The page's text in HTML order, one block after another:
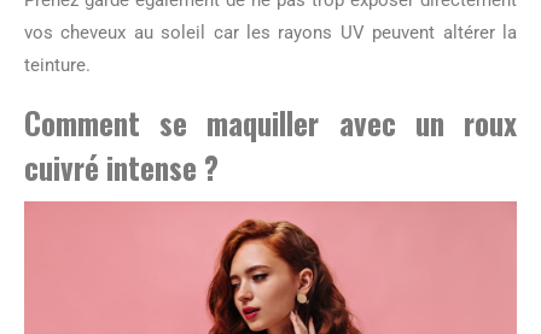
vos cheveux au soleil car les rayons UV peuvent altérer la
teinture.
Comment se maquiller avec un roux
cuivré intense ?